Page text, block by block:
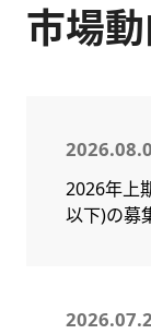
市場
2026年上
以下)の募